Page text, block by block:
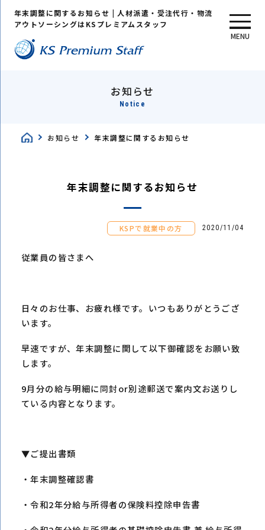
年末調整に関するお知らせ | 人材派遣・受注代行・物流
アウトソーシングはKSプレミアムスタッフ
MENU
お知らせ
Notice
お知らせ 年末調整に関するお知らせ
年末調整に関するお知らせ
KSPで就業中の方 2020/11/04
従業員の皆さまへ
日々のお仕事、お疲れ様です。いつもありがとうござ
います。
早速ですが、年末調整に関して以下御確認をお願い致
します。
9月分の給与明細に同封or別途郵送で案内文お送りし
ている内容となります。
▼ご提出書類
・年末調整確認書
・令和2年分給与所得者の保険料控除申告書